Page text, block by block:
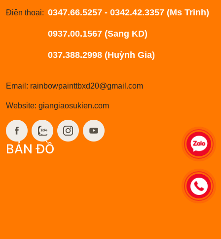
0937.00.1567 (Sang KD)
Email: rainbowpainttbxd20@gmail.com
Website: giangiaosukien.com